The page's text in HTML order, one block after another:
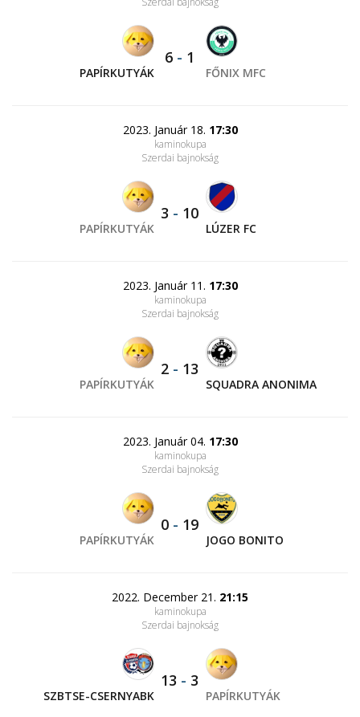
PAPÍRKUTYÁK
6 - 1
FŐNIX MFC
2023. Január 18. 17:30
kaminokupa
Szerdai bajnokság
PAPÍRKUTYÁK
3 - 10
LÚZER FC
2023. Január 11. 17:30
kaminokupa
Szerdai bajnokság
PAPÍRKUTYÁK
2 - 13
SQUADRA ANONIMA
2023. Január 04. 17:30
kaminokupa
Szerdai bajnokság
PAPÍRKUTYÁK
0 - 19
JOGO BONITO
2022. December 21. 21:15
kaminokupa
Szerdai bajnokság
SZBTSE-CSERNYABK
13 - 3
PAPÍRKUTYÁK